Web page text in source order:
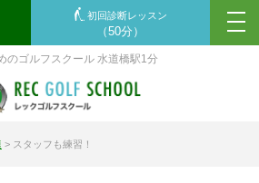
のゴルフスクール 水道橋駅1分
初回診断レッスン
（50分）
> スタッフも練習！